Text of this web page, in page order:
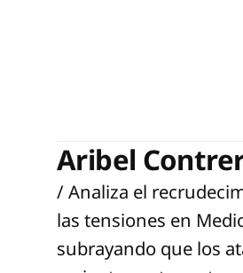
Aribel
/ Analiza el
las tensiones en
subrayando que los